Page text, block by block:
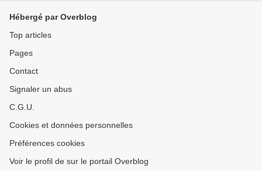
Hébergé par Overblog
Top articles
Pages
Contact
Signaler un abus
C.G.U.
Cookies et données personnelles
Préférences cookies
Voir le profil de sur le portail Overblog